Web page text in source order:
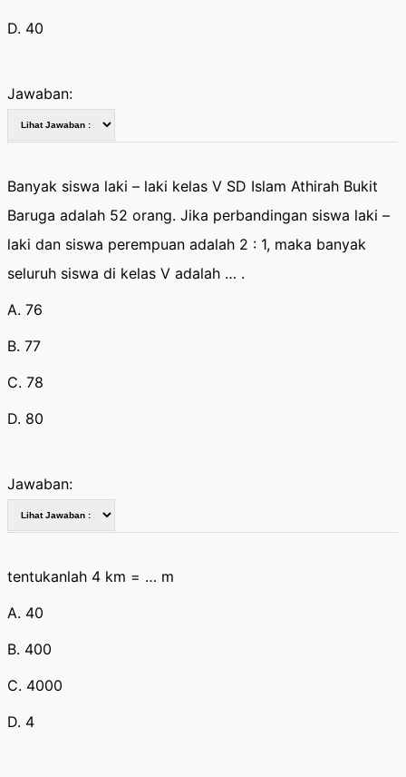
D. 40
Jawaban:
Banyak siswa laki – laki kelas V SD Islam Athirah Bukit
Baruga adalah 52 orang. Jika perbandingan siswa laki –
laki dan siswa perempuan adalah 2 : 1, maka banyak
seluruh siswa di kelas V adalah … .
A. 76
B. 77
C. 78
D. 80
Jawaban:
tentukanlah 4 km = … m
A. 40
B. 400
C. 4000
D. 4